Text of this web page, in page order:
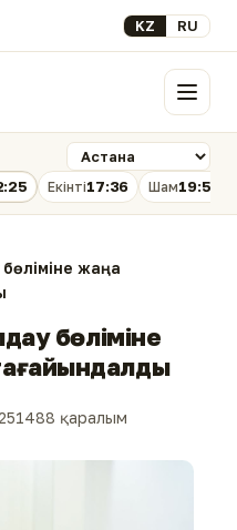
Select your
KZ RU
Мәзір
Екінті17:36 Шам19:56
бөліміне жаңа
бөліміне
1488 қаралым